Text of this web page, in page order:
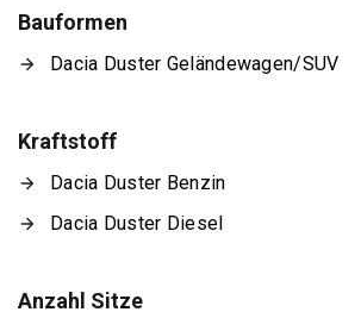
Bauformen
Dacia Duster Geländewagen/SUV
Kraftstoff
Dacia Duster Benzin
Dacia Duster Diesel
Anzahl Sitze